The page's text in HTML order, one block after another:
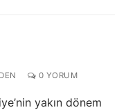
0 YORUM
yakın dönem